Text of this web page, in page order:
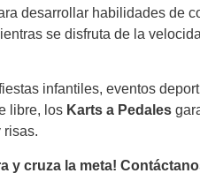
desarrollar habilidades de
se disfruta de la
infantiles, eventos
libre, los Karts a Pedales
risas.
y cruza la meta!